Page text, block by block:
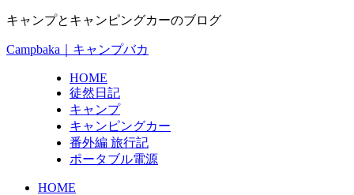
キャンプとキャンピングカーのブログ
Campbaka｜キャンプバカ
HOME
徒然日記
キャンプ
キャンピングカー
番外編 旅行記
ポータブル電源
HOME